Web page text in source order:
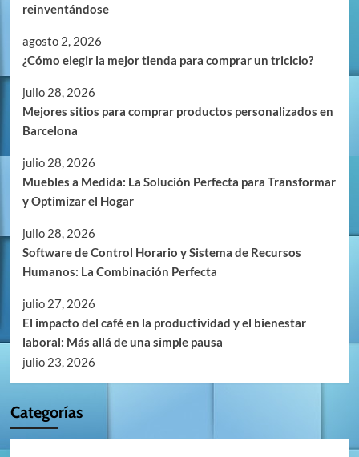
reinventándose
agosto 2, 2026
¿Cómo elegir la mejor tienda para comprar un triciclo?
julio 28, 2026
Mejores sitios para comprar productos personalizados en
Barcelona
julio 28, 2026
Muebles a Medida: La Solución Perfecta para Transformar
y Optimizar el Hogar
julio 28, 2026
Software de Control Horario y Sistema de Recursos
Humanos: La Combinación Perfecta
julio 27, 2026
El impacto del café en la productividad y el bienestar
laboral: Más allá de una simple pausa
julio 23, 2026
Categorías